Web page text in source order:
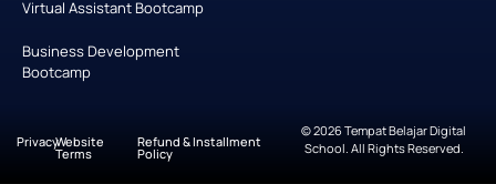
Virtual Assistant Bootcamp
Business Development
Bootcamp
PrivacyWebsite
Terms
Refund & Installment
Policy
© 2026 Tempat Belajar Digital
School. All Rights Reserved.